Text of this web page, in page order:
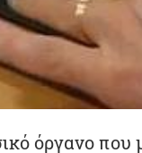
όργανο που